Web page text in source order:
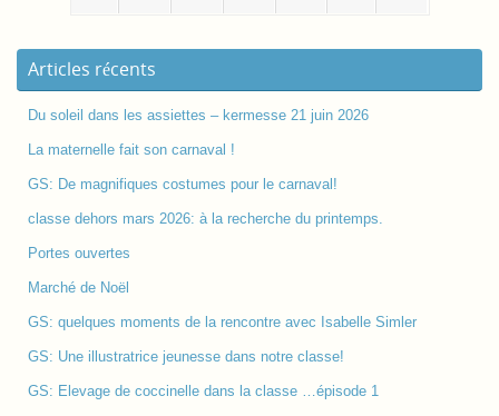
Articles récents
Du soleil dans les assiettes – kermesse 21 juin 2026
La maternelle fait son carnaval !
GS: De magnifiques costumes pour le carnaval!
classe dehors mars 2026: à la recherche du printemps.
Portes ouvertes
Marché de Noël
GS: quelques moments de la rencontre avec Isabelle Simler
GS: Une illustratrice jeunesse dans notre classe!
GS: Elevage de coccinelle dans la classe …épisode 1